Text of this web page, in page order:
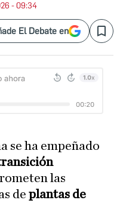
- 09:34
El Debate en Save
se ha empeñado
las
de plantas de